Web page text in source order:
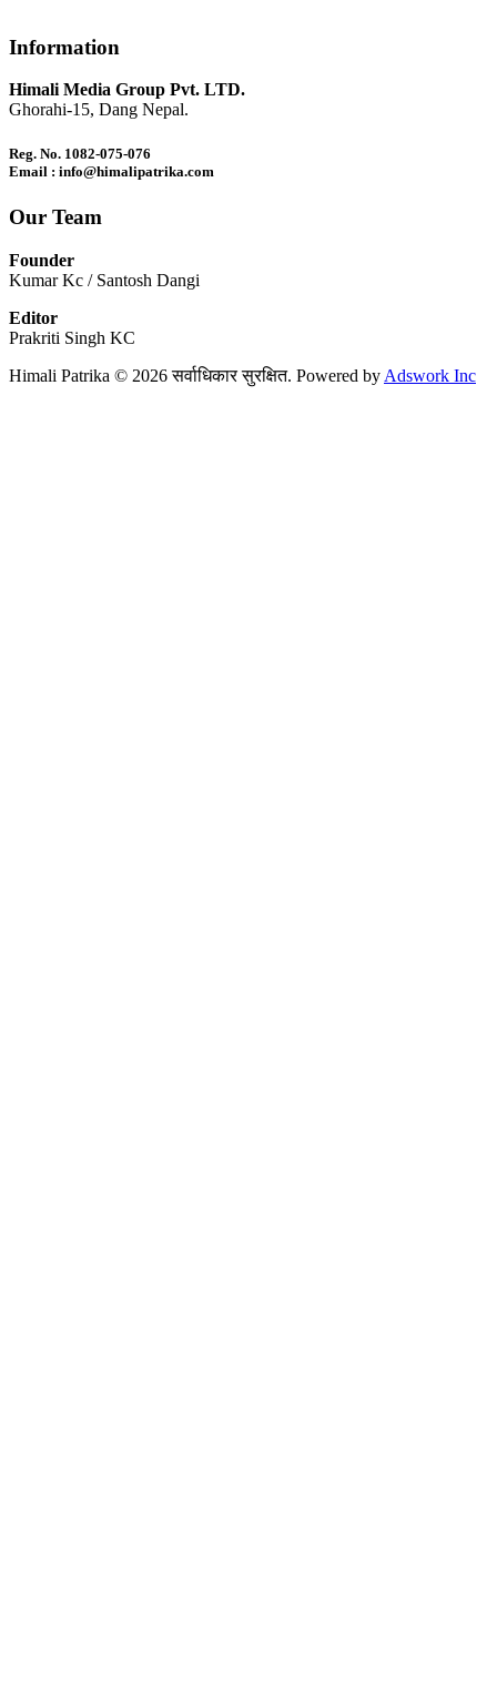
Information
Himali Media Group Pvt. LTD.
Ghorahi-15, Dang Nepal.
Reg. No. 1082-075-076
Email : info@himalipatrika.com
Our Team
Founder
Kumar Kc / Santosh Dangi
Editor
Prakriti Singh KC
Himali Patrika © 2026 सर्वाधिकार सुरक्षित. Powered by Adswork Inc